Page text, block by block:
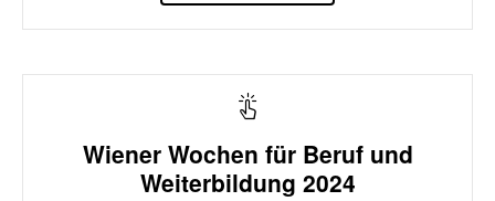
Wiener Wochen für Beruf und
Weiterbildung 2024